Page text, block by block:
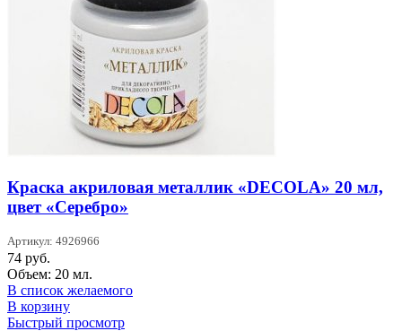
Краска акриловая металлик «DECOLA» 20 мл,
цвет «Серебро»
Артикул: 4926966
74 руб.
Объем: 20 мл.
В список желаемого
В корзину
Быстрый просмотр